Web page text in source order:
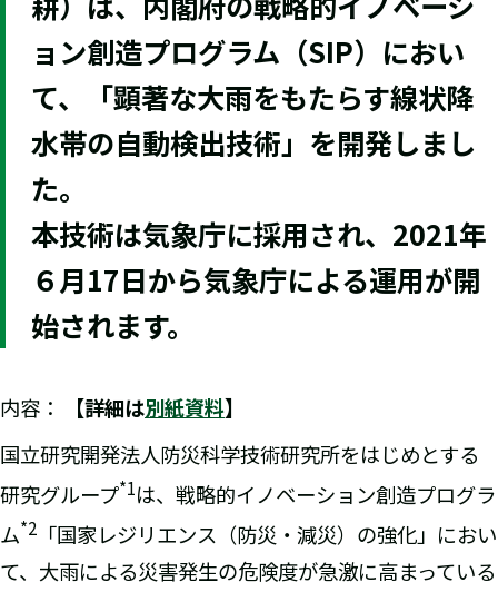
ョン創造プログラム（SIP）におい
て、「顕著な大雨をもたらす線状降
水帯の自動検出技術」を開発しまし
た。
本技術は気象庁に採用され、2021年
６月17日から気象庁による運用が開
始されます。
内容： 【詳細は別紙資料】
国立研究開発法人防災科学技術研究所をはじめとする
研究グループ*1は、戦略的イノベーション創造プログラ
ム*2 「国家レジリエンス（防災・減災）の強化」におい
て、大雨による災害発生の危険度が急激に高まっている